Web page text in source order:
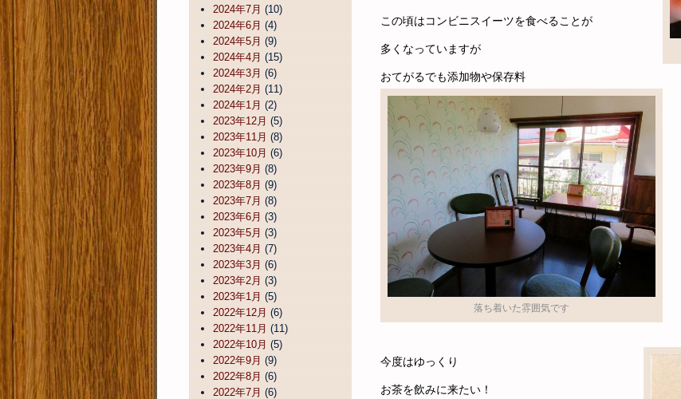
落ち着いた雰囲気です
この頃はコンビニスイーツを食べることが
多くなっていますが
おてがるでも添加物や保存料
今度はゆっくり
お茶を飲みに来たい！
2024年7月 (10)
2024年6月 (4)
2024年5月 (9)
2024年4月 (15)
2024年3月 (6)
2024年2月 (11)
2024年1月 (2)
2023年12月 (5)
2023年11月 (8)
2023年10月 (6)
2023年9月 (8)
2023年8月 (9)
2023年7月 (8)
2023年6月 (3)
2023年5月 (3)
2023年4月 (7)
2023年3月 (6)
2023年2月 (3)
2023年1月 (5)
2022年12月 (6)
2022年11月 (11)
2022年10月 (5)
2022年9月 (9)
2022年8月 (6)
2022年7月 (6)